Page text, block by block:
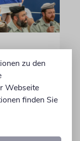
Wille
Herzl,
in
zu den
Webseite
finden Sie